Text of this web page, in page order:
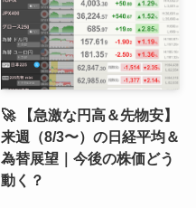
🚀 【急激な円高＆先物安】
来週（8/3〜）の日経平均＆
為替展望｜今後の株価どう
動く？